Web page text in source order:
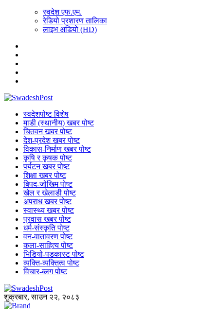
स्वदेश एफ.एम.
रेडियो प्रशारण तालिका
लाइभ अडियो (HD)
स्वदेशपोष्ट विशेष
माडी (स्थानीय) खबर पोष्ट
चितवन खबर पोष्ट
देश-प्रदेश खबर पोष्ट
विकास-निर्माण खबर पोष्ट
कृषि र कृषक पोष्ट
पर्यटन खबर पोष्ट
शिक्षा खबर पोष्ट
बिपद-जोखिम पोष्ट
खेल र खेलाडी पोष्ट
अपराध खबर पोष्ट
स्वास्थ्य खबर पोष्ट
प्रवास खबर पोष्ट
धर्म-संस्कृति पोष्ट
वन-वातावरण पोष्ट
कला-साहित्य पोष्ट
भिडियो-पडकास्ट पोष्ट
व्यक्ति-व्यक्तित्व पोष्ट
विचार-ब्लग पोष्ट
शुक्रबार, साउन २२, २०८३